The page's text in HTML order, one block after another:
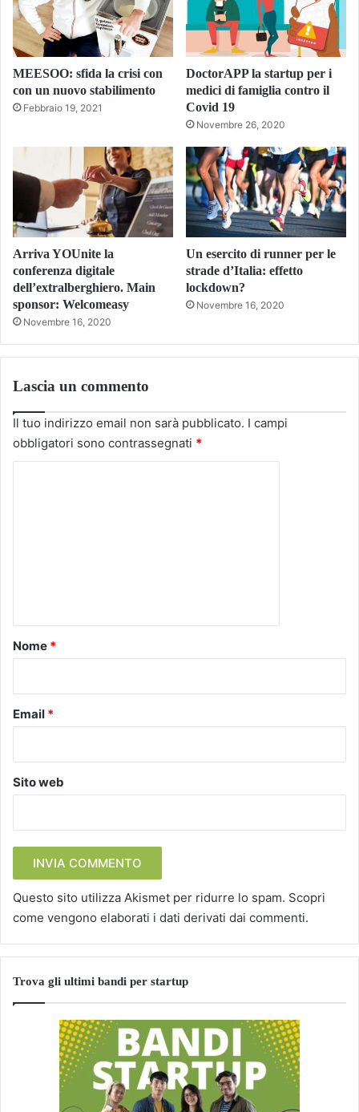
MEESOO: sfida la crisi con
con un nuovo stabilimento
Febbraio 19, 2021
DoctorAPP la startup per i
medici di famiglia contro il
Covid 19
Novembre 26, 2020
Arriva YOUnite la
conferenza digitale
dell’extralberghiero. Main
sponsor: Welcomeasy
Novembre 16, 2020
Un esercito di runner per le
strade d’Italia: effetto
lockdown?
Novembre 16, 2020
Lascia un commento
Il tuo indirizzo email non sarà pubblicato. I campi
obbligatori sono contrassegnati *
o
Nome *
Email *
Sito web
Questo sito utilizza Akismet per ridurre lo spam. Scopri
come vengono elaborati i dati derivati dai commenti.
Trova gli ultimi bandi per startup